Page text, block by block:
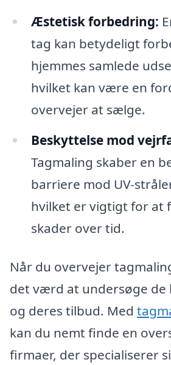
Æstetisk forbedring:
tag kan betydeligt
hjemmes samlede
hvilket kan være en
overvejer at sælge.
Beskyttelse mod
Tagmaling skaber en
barriere mod UV-
hvilket er vigtigt for at
skader over tid.
Når du overvejer
det værd at undersøge de
og deres tilbud. Med
kan du nemt finde en
firmaer, der specialiserer